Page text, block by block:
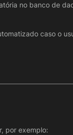
no banco de
caso o
por exemplo: